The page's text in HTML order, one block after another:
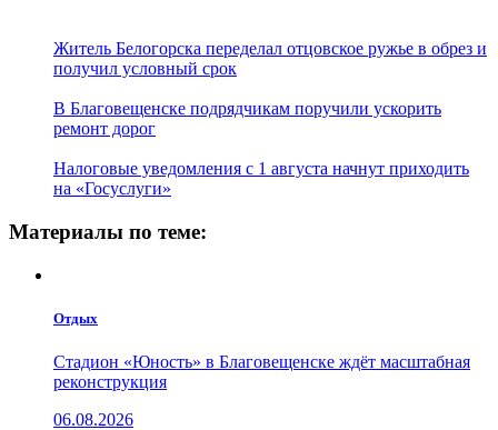
Житель Белогорска переделал отцовское ружье в обрез и
получил условный срок
В Благовещенске подрядчикам поручили ускорить
ремонт дорог
Налоговые уведомления с 1 августа начнут приходить
на «Госуслуги»
Материалы по теме:
Отдых
Стадион «Юность» в Благовещенске ждёт масштабная
реконструкция
06.08.2026